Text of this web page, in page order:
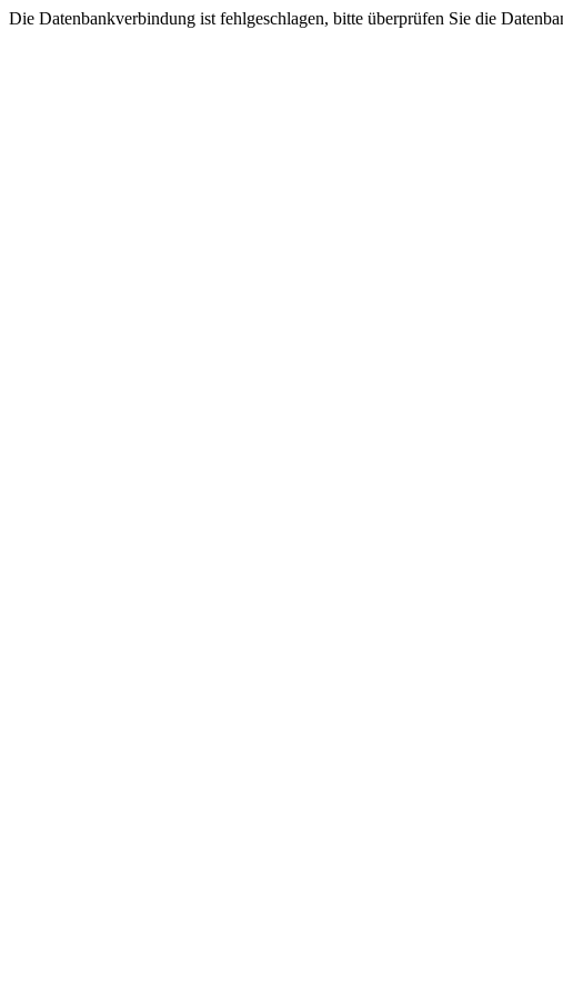
Die Datenbankverbindung ist fehlgeschlagen, bitte überprüfen Sie die